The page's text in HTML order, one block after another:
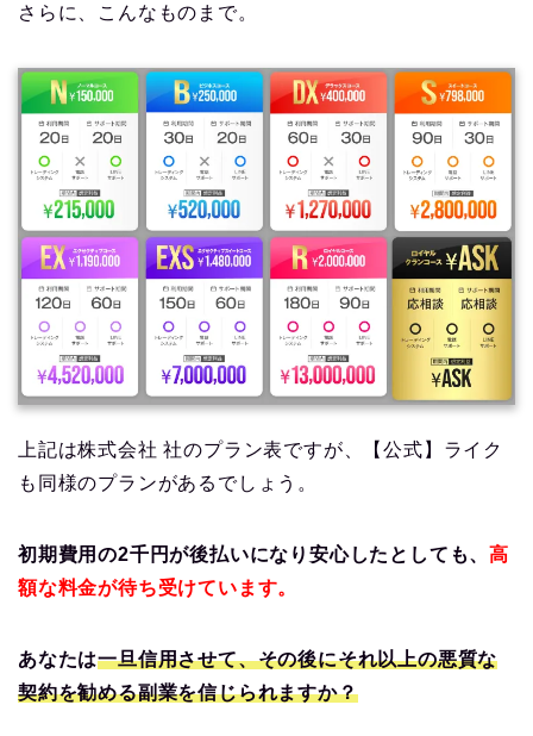
さらに、こんなものまで。
上記は株式会社 社のプラン表ですが、【公式】ライク
も同様のプランがあるでしょう。
初期費用の2千円が後払いになり安心したとしても、高
額な料金が待ち受けています。
あなたは一旦信用させて、その後にそれ以上の悪質な
契約を勧める副業を信じられますか？